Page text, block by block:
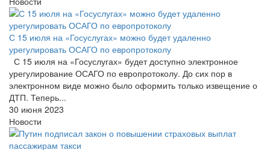
С 15 июля на «Госуслугах» можно будет удаленно
урегулировать ОСАГО по европротоколу
С 15 июля на «Госуслугах» будет доступно электронное
урегулирование ОСАГО по европротоколу. До сих пор в
электронном виде можно было оформить только извещение о
ДТП. Теперь...
30 июня 2023
Новости